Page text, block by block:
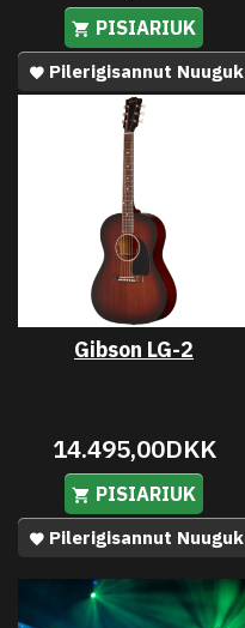
PISIARIUK
Pilerigisannut Nuuguk
Gibson LG-2
14.495,00DKK
PISIARIUK
Pilerigisannut Nuuguk